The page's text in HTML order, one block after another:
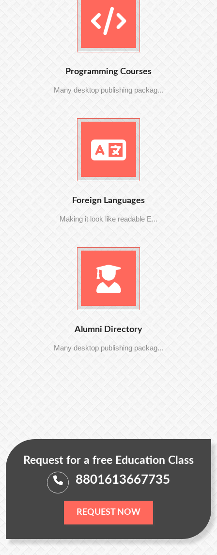
Programming Courses
Many desktop publishing packag...
Foreign Languages
Making it look like readable E...
Alumni Directory
Many desktop publishing packag...
Request for a free Education Class
8801613667735
REQUEST NOW